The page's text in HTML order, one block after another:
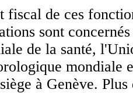
fiscal de ces
sont
de la santé,
mondiale
à Genève.